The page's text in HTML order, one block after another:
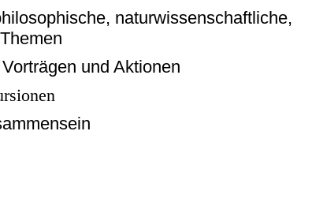
naturwissenschaftliche,
und Aktionen